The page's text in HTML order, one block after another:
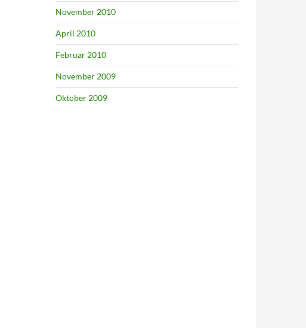
November 2010
April 2010
Februar 2010
November 2009
Oktober 2009